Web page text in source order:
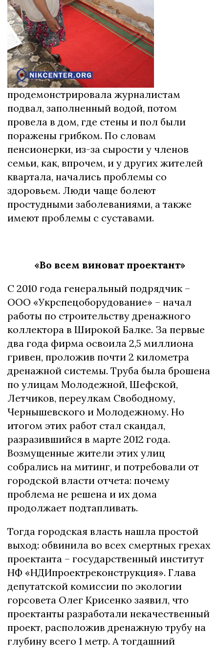
продемонстрировала журналистам
подвал, заполненный водой, потом
провела в дом, где стены и пол были
поражены грибком. По словам
пенсионерки, из-за сырости у членов
семьи, как, впрочем, и у других жителей
квартала, начались проблемы со
здоровьем. Люди чаще болеют
простудными заболеваниями, а также
имеют проблемы с суставами.
«Во всем виноват проектант»
С 2010 года генеральный подрядчик –
ООО «Укрспецоборудование» – начал
работы по строительству дренажного
коллектора в Широкой Балке. За первые
два года фирма освоила 2,5 миллиона
гривен, проложив почти 2 километра
дренажной системы. Труба была брошена
по улицам Молодежной, Шефской,
Летчиков, переулкам Свободному,
Чернышевского и Молодежному. Но
итогом этих работ стал скандал,
разразившийся в марте 2012 года.
Возмущенные жители этих улиц
собрались на митинг, и потребовали от
городской власти отчета: почему
проблема не решена и их дома
продолжает подтапливать.
Тогда городская власть нашла простой
выход: обвинила во всех смертных грехах
проектанта – государственный институт
НФ «НДИпроектреконструкция». Глава
депутатской комиссии по экологии
горсовета Олег Крисенко заявил, что
проектанты разработали некачественный
проект, расположив дренажную трубу на
глубину всего 1 метр. А тогдашний